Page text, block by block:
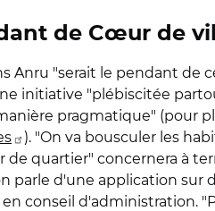
de Cœur de
Anru "serait le pendant de
initiative "plébiscitée
pragmatique" (pour
). "On va bousculer les
quartier" concernera à
parle d'une application sur
conseil d'administration.